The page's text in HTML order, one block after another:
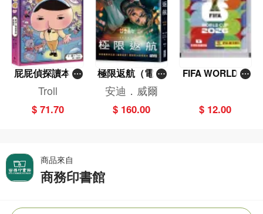
屁屁偵探讀本(1
3)－－對決！怪
篇）
Troll
$ 71.70
極限返航（電影
書衣典藏版）
（獨家收錄作者
訪談）
安迪．威爾
$ 160.00
FIFA WORLD C
包）
$ 12.00
商品來自
商務印書館